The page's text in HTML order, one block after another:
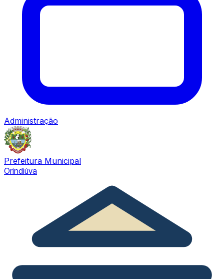
Administração
Prefeitura Municipal
Orindiúva